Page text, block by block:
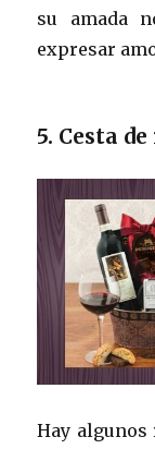
su amada
expresar
5. Cesta
Hay